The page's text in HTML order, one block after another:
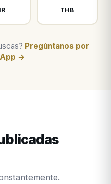
THB
Pregúntanos por
→